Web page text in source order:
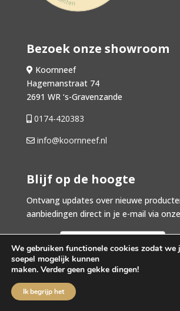
Bezoek onze showroom
Koornneef
Hagemanstraat 74
2691 WR ‘s-Gravenzande
0174-420383
info@koornneef.nl
Blijf op de hoogte
Ontvang updates over nieuwe
aanbiedingen direct in je e-mail via
Je e-mailadres
We gebruiken functionele cookies zodat
soepel mogelijk kunnen
maken. Verder geen gekke dingen!
Ik begrijp het